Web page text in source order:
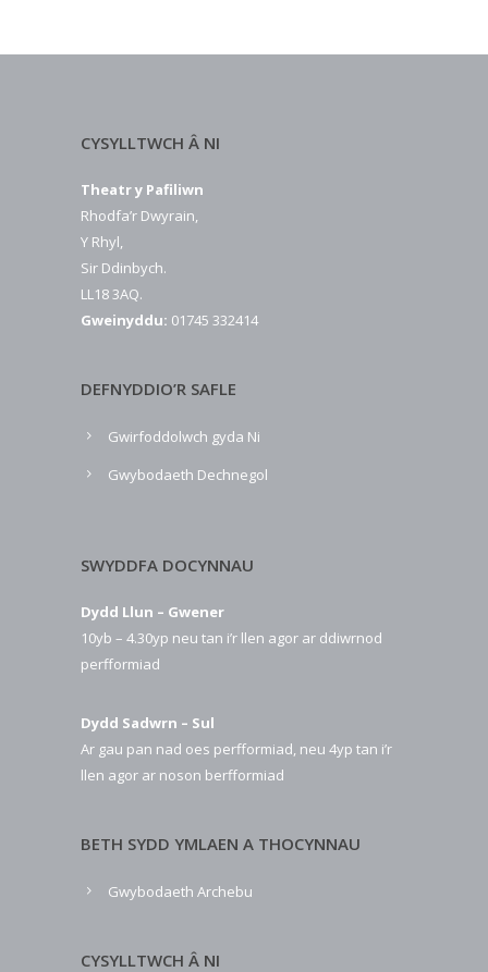
CYSYLLTWCH Â NI
Theatr y Pafiliwn
Rhodfa’r Dwyrain,
Y Rhyl,
Sir Ddinbych.
LL18 3AQ.
Gweinyddu: 01745 332414
DEFNYDDIO’R SAFLE
Gwirfoddolwch gyda Ni
Gwybodaeth Dechnegol
SWYDDFA DOCYNNAU
Dydd Llun – Gwener
10yb – 4.30yp neu tan i’r llen agor ar ddiwrnod
perfformiad
Dydd Sadwrn – Sul
Ar gau pan nad oes perfformiad, neu 4yp tan i’r
llen agor ar noson berfformiad
BETH SYDD YMLAEN A THOCYNNAU
Gwybodaeth Archebu
CYSYLLTWCH Â NI